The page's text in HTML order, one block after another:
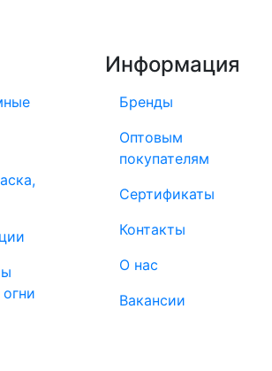
Информация
Бренды
Оптовым
покупателям
Сертификаты
Контакты
О нас
Вакансии